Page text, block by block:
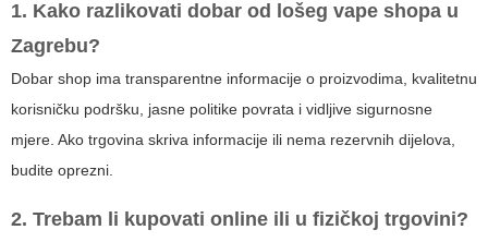
1. Kako razlikovati dobar od lošeg vape shopa u
Zagrebu?
Dobar shop ima transparentne informacije o proizvodima, kvalitetnu
korisničku podršku, jasne politike povrata i vidljive sigurnosne
mjere. Ako trgovina skriva informacije ili nema rezervnih dijelova,
budite oprezni.
2. Trebam li kupovati online ili u fizičkoj trgovini?